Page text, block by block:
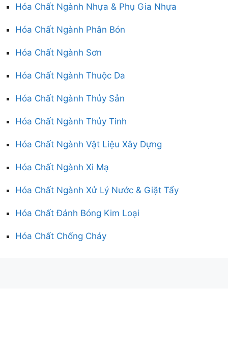
Hóa Chất Ngành Nhựa & Phụ Gia Nhựa
Hóa Chất Ngành Phân Bón
Hóa Chất Ngành Sơn
Hóa Chất Ngành Thuộc Da
Hóa Chất Ngành Thủy Sản
Hóa Chất Ngành Thủy Tinh
Hóa Chất Ngành Vật Liệu Xây Dựng
Hóa Chất Ngành Xi Mạ
Hóa Chất Ngành Xử Lý Nước & Giặt Tẩy
Hóa Chất Đánh Bóng Kim Loại
Hóa Chất Chống Cháy